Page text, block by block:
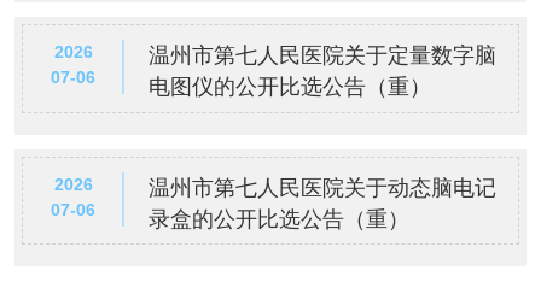
2026
07-06
温州市第七人民医院关于定量数字脑
电图仪的公开比选公告（重）
2026
07-06
温州市第七人民医院关于动态脑电记
录盒的公开比选公告（重）